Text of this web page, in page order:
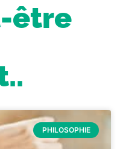
être
PHILOSOPHIE